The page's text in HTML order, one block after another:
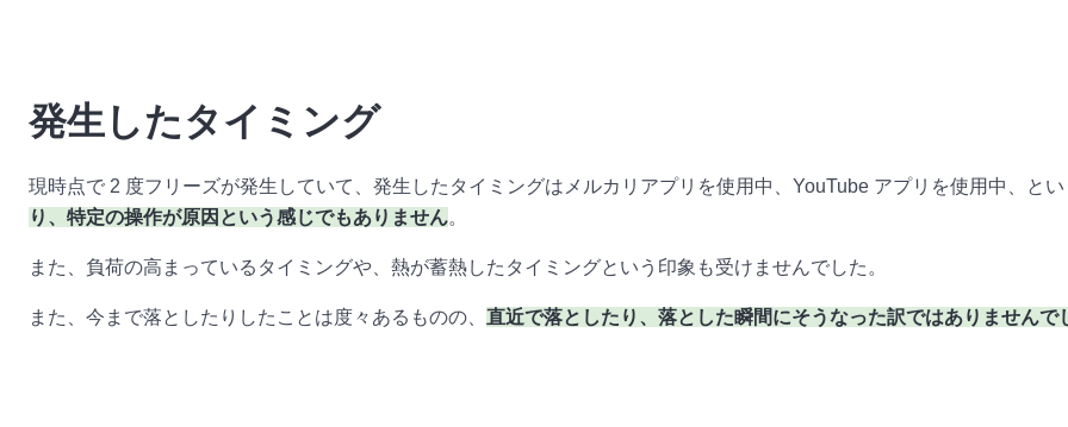
発生したタイミング
現時点で 2 度フリーズが発生していて、発生したタイミングはメルカリアプリを使用中、YouTube アプリを使用中、と
り、特定の操作が原因という感じでもありません。
また、負荷の高まっているタイミングや、熱が蓄熱したタイミングという印象も受けませんでした。
また、今まで落としたりしたことは度々あるものの、 直近で落としたり、落とした瞬間にそうなった訳ではありませんで